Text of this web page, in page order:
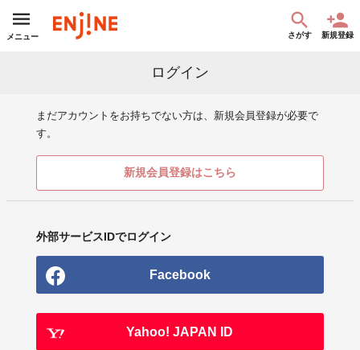
メニュー さがす 新規登録
ログイン
まだアカウントをお持ちでない方は、新規会員登録が必要で
す。
新規会員登録はこちら
外部サービスIDでログイン
Facebook
Yahoo! JAPAN ID